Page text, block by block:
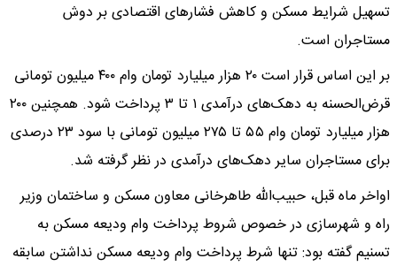
تسهیل شرایط مسکن و کاهش فشارهای اقتصادی بر دوش
مستاجران است.
بر این اساس قرار است ۲۰ هزار میلیارد تومان وام ۴۰۰ میلیون تومانی
قرض‌الحسنه به دهک‌های درآمدی ۱ تا ۳ پرداخت شود. همچنین ۲۰۰
هزار میلیارد تومان وام ۵۵ تا ۲۷۵ میلیون تومانی با سود ۲۳ درصدی
برای مستاجران سایر دهک‌های درآمدی در نظر گرفته شد.
اواخر ماه قبل، حبیب‌الله طاهرخانی معاون مسکن و ساختمان وزیر
راه و شهرسازی در خصوص شروط پرداخت وام ودیعه مسکن به
تسنیم گفته بود:‌ تنها شرط پرداخت وام ودیعه مسکن نداشتن سابقه